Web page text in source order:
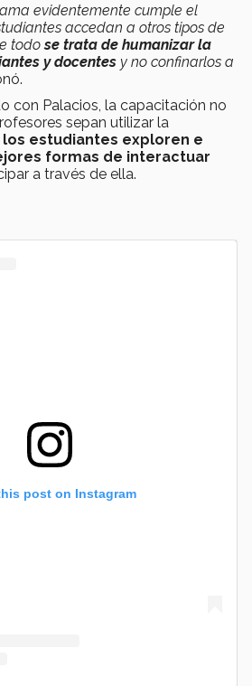
evidentemente cumple el
accedan a otros tipos de
todose trata de humanizar la
y docentes y no confinarlos a
con Palacios, la capacitación no
sepan utilizar la
los estudiantes exploren e
formas de interactuar
a través de ella.
post on Instagram